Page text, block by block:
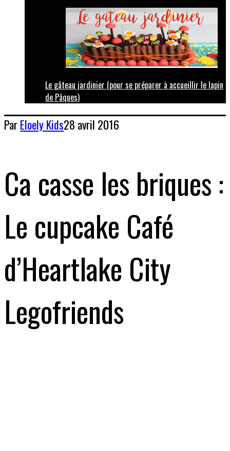
Le gâteau jardinier (pour se préparer à accueillir le lapin
de Pâques)
ParEloelyKids28 avril 2016
Ca casse les briques :
Le cupcake Café
d’Heartlake City
Legofriends